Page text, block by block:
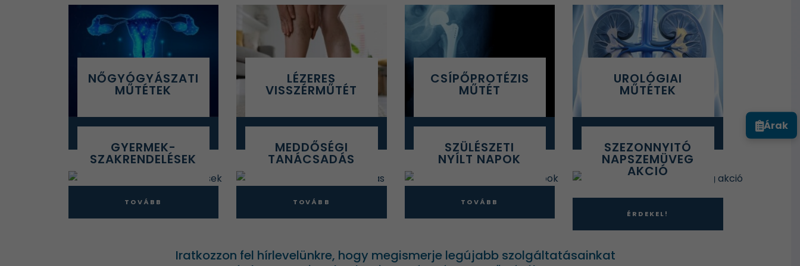
NŐGYÓGYÁSZATI
MŰTÉTEK
LÉZERES
VISSZÉRMŰTÉT
CSÍPŐPROTÉZIS
MŰTÉT
UROLÓGIAI
MŰTÉTEK
GYERMEK-
SZAKRENDELÉSEK
TOVÁBB
MEDDŐSÉGI
TANÁCSADÁS
TOVÁBB
SZÜLÉSZETI
NYÍLT NAPOK
TOVÁBB
SZEZONNYITÓ
NAPSZEMÜVEG
AKCIÓ
ÉRDEKEL!
Iratkozzon fel hírlevelünkre, hogy megismerje legújabb szolgáltatásainkat
Árak